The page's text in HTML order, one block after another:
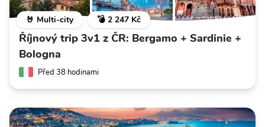
🤘 Multi-city 💣 2 247 Kč
Říjnový trip 3v1 z ČR: Bergamo + Sardinie +
Bologna
Před 38 hodinami